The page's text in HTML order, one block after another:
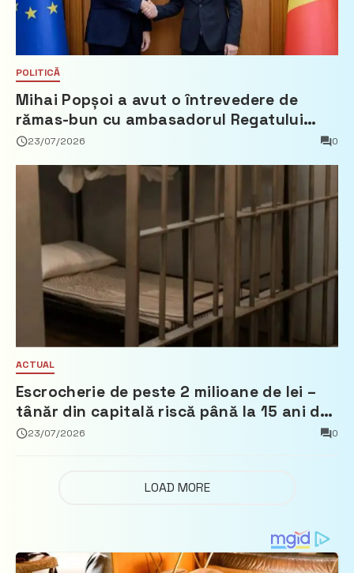
POLITICĂ
Mihai Popșoi a avut o întrevedere de
rămas-bun cu ambasadorul Regatului
Țărilor de Jos, Fred Duijn
23/07/2026 0
ACTUAL
Escrocherie de peste 2 milioane de lei –
tânăr din capitală riscă până la 15 ani de
închisoare
23/07/2026 0
LOAD MORE